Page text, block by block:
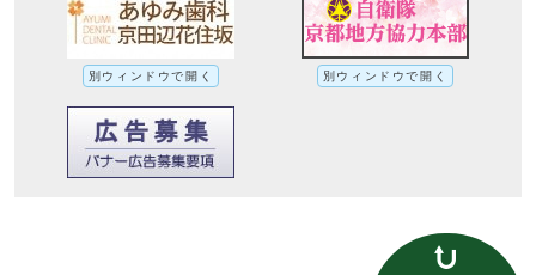
別ウィンドウで開く 別ウィンドウで開く